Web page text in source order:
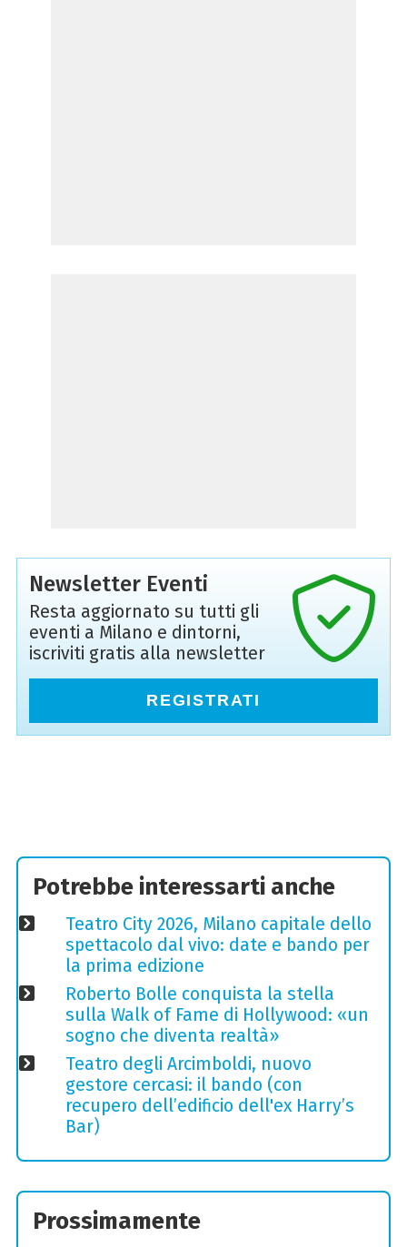
Newsletter Eventi
Resta aggiornato su tutti gli
eventi a Milano e dintorni,
iscriviti gratis alla newsletter
REGISTRATI
Potrebbe interessarti anche
Teatro City 2026, Milano capitale dello
spettacolo dal vivo: date e bando per
la prima edizione
Roberto Bolle conquista la stella
sulla Walk of Fame di Hollywood: «un
sogno che diventa realtà»
Teatro degli Arcimboldi, nuovo
gestore cercasi: il bando (con
recupero dell’edificio dell'ex Harry’s
Bar)
Prossimamente